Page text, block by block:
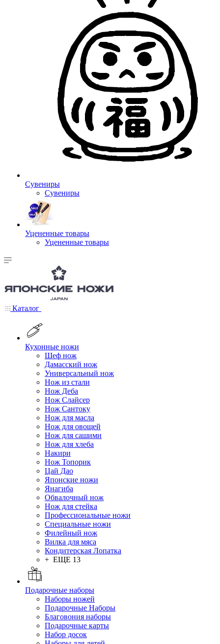
Сувениры
Сувениры
Уцененные товары
Уцененные товары
Каталог
Кухонные ножи
Шеф нож
Дамасский нож
Универсальный нож
Нож из стали
Нож Деба
Нож Слайсер
Нож Сантоку
Нож для масла
Нож для овощей
Нож для сашими
Нож для хлеба
Накири
Нож Топорик
Цай Дао
Японские ножи
Янагиба
Обвалочный нож
Нож для стейка
Профессиональные ножи
Специальные ножи
Филейный нож
Вилка для мяса
Кондитерская Лопатка
+ ЕЩЕ 13
Подарочные наборы
Наборы ножей
Подарочные Наборы
Благовония наборы
Подарочные карты
Набор досок